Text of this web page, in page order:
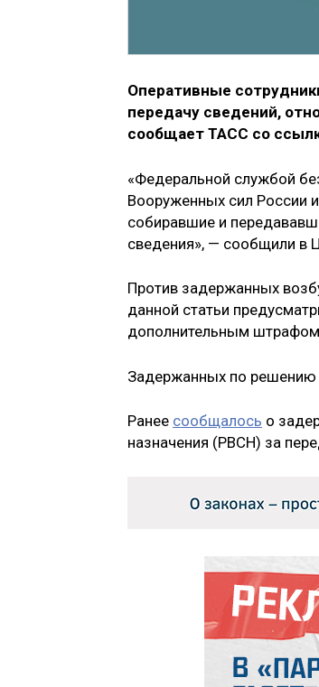
Оперативные
передачу сведений,
сообщает ТАСС со
«Федеральной службой
Вооруженных сил России
собиравшие и
сведения», — сообщили в
Против задержанных
данной статьи
дополнительным
Задержанных по решению
Ранее сообщалось о
назначения (РВСН) за